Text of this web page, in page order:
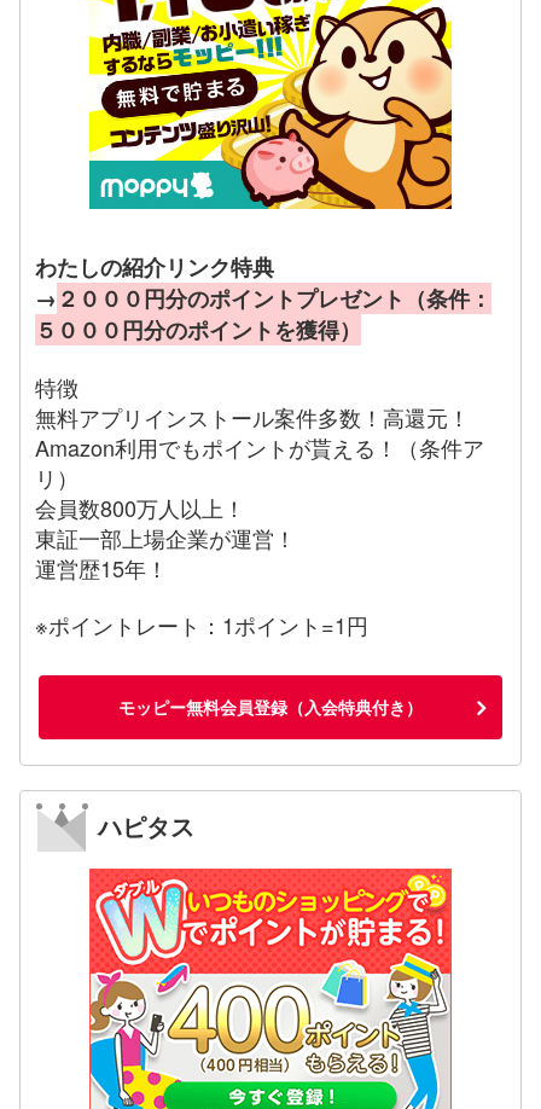
わたしの紹介リンク特典
→ ２０００円分のポイントプレゼント（条件：
５０００円分のポイントを獲得）
特徴
無料アプリインストール案件多数！高還元！
Amazon利用でもポイントが貰える！（条件ア
リ）
会員数800万人以上！
東証一部上場企業が運営！
運営歴15年！
※ポイントレート：1ポイント=1円
モッピー無料会員登録（入会特典付き）
ハピタス